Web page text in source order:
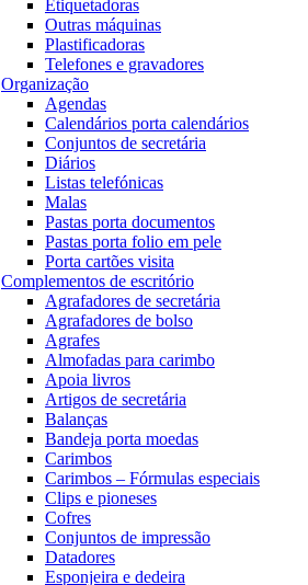
Etiquetadoras
Outras máquinas
Plastificadoras
Telefones e gravadores
Organização
Agendas
Calendários porta calendários
Conjuntos de secretária
Diários
Listas telefónicas
Malas
Pastas porta documentos
Pastas porta folio em pele
Porta cartões visita
Complementos de escritório
Agrafadores de secretária
Agrafadores de bolso
Agrafes
Almofadas para carimbo
Apoia livros
Artigos de secretária
Balanças
Bandeja porta moedas
Carimbos
Carimbos – Fórmulas especiais
Clips e pioneses
Cofres
Conjuntos de impressão
Datadores
Esponjeira e dedeira